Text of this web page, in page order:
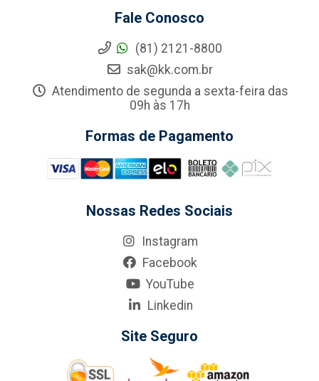
Fale Conosco
(81) 2121-8800
sak@kk.com.br
Atendimento de segunda a sexta-feira das
09h às 17h
Formas de Pagamento
Nossas Redes Sociais
Instagram
Facebook
YouTube
Linkedin
Site Seguro